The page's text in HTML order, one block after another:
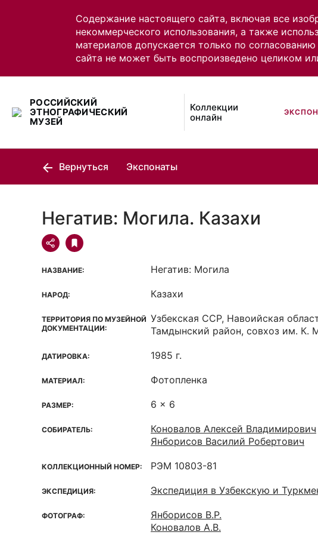
Содержание настоящего сайта, включая все
некоммерческого использования, а также
материалов допускается только по
сайта не может быть воспроизведено целиком
РОССИЙСКИЙ
ЭТНОГРАФИЧЕСКИЙ
МУЗЕЙ
Коллекции
онлайн
Вернуться Экспонаты
Негатив: Могила. Казахи
НАЗВАНИЕ: Негатив: Могила
НАРОД: Казахи
ТЕРРИТОРИЯ ПО МУЗЕЙНОЙ
ДОКУМЕНТАЦИИ:
Узбекская ССР, Навоийская
Тамдынский район, совхоз им. К.
ДАТИРОВКА: 1985 г.
МАТЕРИАЛ: Фотопленка
РАЗМЕР: 6 x 6
СОБИРАТЕЛЬ:
Коновалов Алексей Владимирович
Янборисов Василий Робертович
КОЛЛЕКЦИОННЫЙ НОМЕР: РЭМ 10803-81
ЭКСПЕДИЦИЯ: Экспедиция в Узбекскую и
ФОТОГРАФ:
Янборисов В.Р.
Коновалов А.В.